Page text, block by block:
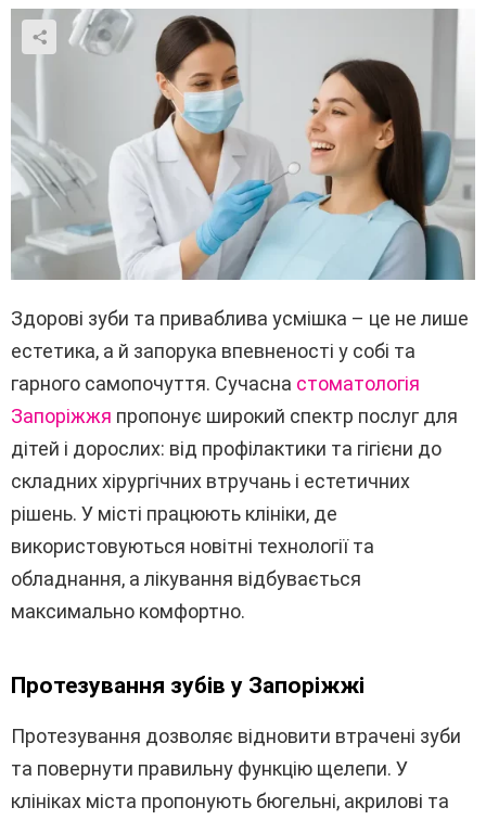
Здорові зуби та приваблива усмішка – це не лише
естетика, а й запорука впевненості у собі та
гарного самопочуття. Сучасна стоматологія
Запоріжжя пропонує широкий спектр послуг для
дітей і дорослих: від профілактики та гігієни до
складних хірургічних втручань і естетичних
рішень. У місті працюють клініки, де
використовуються новітні технології та
обладнання, а лікування відбувається
максимально комфортно.
Протезування зубів у Запоріжжі
Протезування дозволяє відновити втрачені зуби
та повернути правильну функцію щелепи. У
клініках міста пропонують бюгельні, акрилові та